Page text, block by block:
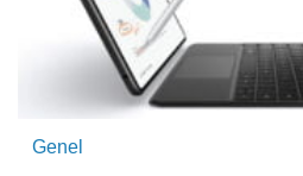
Genel